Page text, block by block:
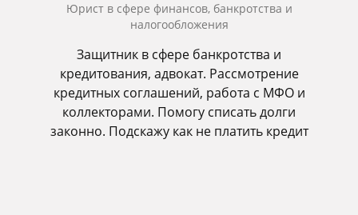
Юрист в сфере финансов, банкротства и
налогообложения
Защитник в сфере банкротства и
кредитования, адвокат. Рассмотрение
кредитных соглашений, работа с МФО и
коллекторами. Помогу списать долги
законно. Подскажу как не платить кредит